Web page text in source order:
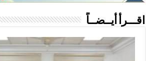
اقـــرأ أيــضــاً